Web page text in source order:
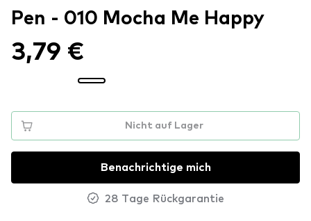
Pen - 010 Mocha Me Happy
3,79 €
Nicht auf Lager
Benachrichtige mich
28 Tage Rückgarantie